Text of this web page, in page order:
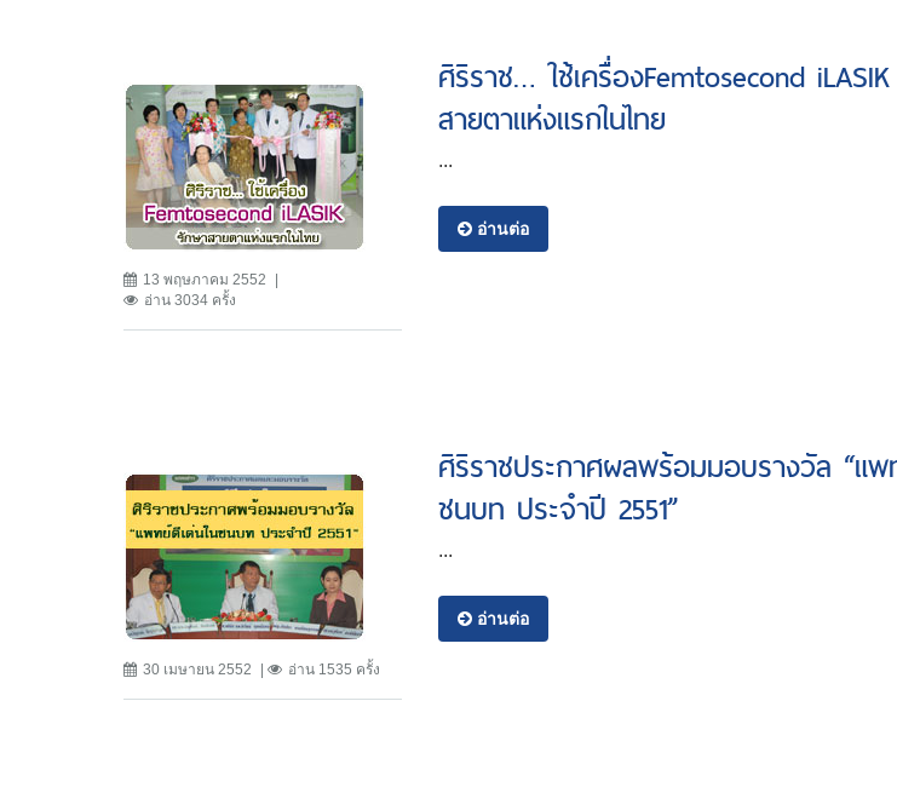
13 พฤษภาคม 2552
อ่าน 3034 ครั้ง
ศิริราช… ใช้เครื่องFemtosecond
สายตาแห่งแรกในไทย
...
อ่านต่อ
30 เมษายน 2552 อ่าน 1535 ครั้ง
ศิริราชประกาศผลพร้อมมอบรางวัล “แพ
ชนบท ประจำปี 2551”
...
อ่านต่อ